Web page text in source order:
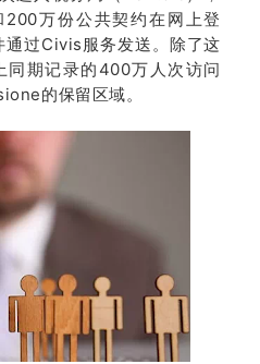
万份公共契约在网上登
过Civis服务发送。除了这
同期记录的400万人次访问
的保留区域。